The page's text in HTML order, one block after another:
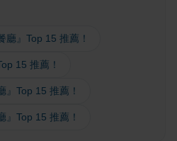
廳』Top 15 推薦！
15 推薦！
』Top 15 推薦！
』Top 15 推薦！